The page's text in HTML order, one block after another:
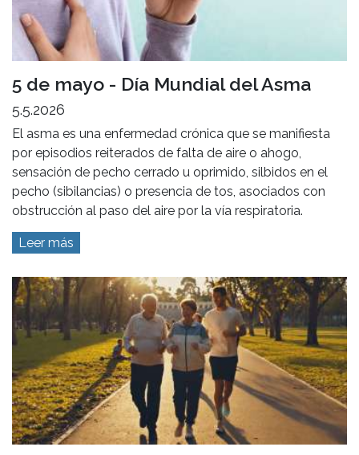
5 de mayo - Día Mundial del Asma
5.5.2026
El asma es una enfermedad crónica que se manifiesta
por episodios reiterados de falta de aire o ahogo,
sensación de pecho cerrado u oprimido, silbidos en el
pecho (sibilancias) o presencia de tos, asociados con
obstrucción al paso del aire por la vía respiratoria.
Leer más